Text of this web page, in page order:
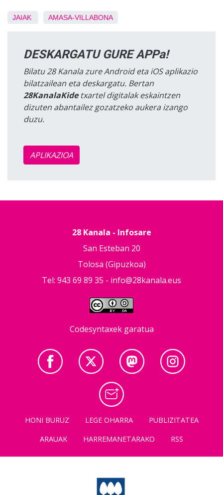
JAIAK AMASA-VILLABONA
DESKARGATU GURE APPa!
Bilatu 28 Kanala zure Android eta iOS aplikazio
bilatzailean eta deskargatu. Bertan
28KanalaKidetxartel digitalak eskaintzen
dizuten abantailez gozatzeko aukera izango
duzu.
APLIKAZIOA
28 Kanala - Infosare
San Esteban 20
Tolosa (Gipuzkoa)
Tel: 943 69 89 35 - info@28kanala.eus
Codesyntaxek garatua
HONI BURUZ LEGE OHARRA
PUBLIZITATEA
ARAUAK
HARREMANETARAKO RSS